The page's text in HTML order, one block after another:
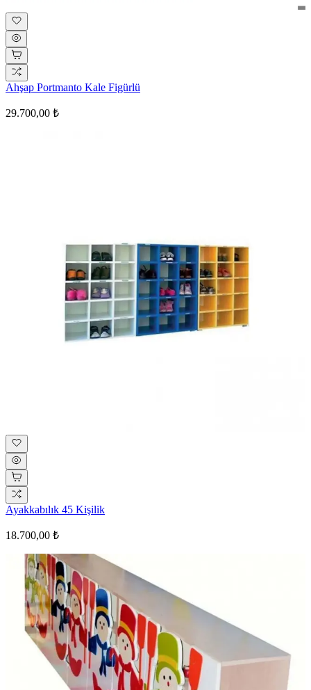
Ahşap Portmanto Kale Figürlü
29.700,00 ₺
Ayakkabılık 45 Kişilik
18.700,00 ₺